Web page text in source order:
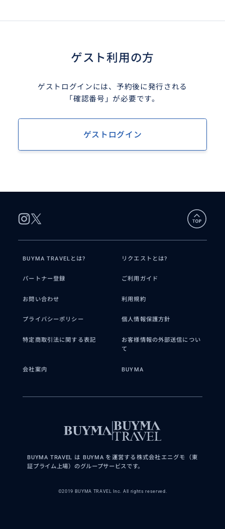
ゲスト利用の方
ゲストログインには、予約後に発行される
「確認番号」が必要です。
ゲストログイン
BUYMA TRAVELとは? リクエストとは?
パートナー登録 ご利用ガイド
お問い合わせ 利用規約
プライバシーポリシー 個人情報保護方針
特定商取引法に関する表記
お客様情報の外部送信につい
て
会社案内 BUYMA
BUYMA TRAVEL は BUYMA を運営する株式会社エニグモ（東
証プライム上場）のグループサービスです。
©2019 BUYMA TRAVEL Inc. All rights reserved.